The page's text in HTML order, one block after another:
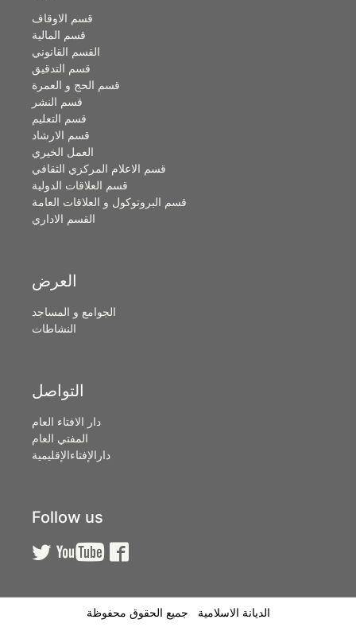
قسم الاوقاف
قسم المالية
القسم القانوني
قسم التدقيق
قسم الحج و العمرة
قسم النشر
قسم التعليم
قسم الارشاد
العمل الخيري
قسم الاعلام المركزي الثقافي
قسم العلاقات الدولية
قسم البروتوكول و العلاقات العامة
القسم الاداري
العرض
الجوامع و المساجد
النشاطات
التواصل
دار الافتاء العام
المفتي العام
دارالإفتاءالإقليمية
Follow us
  
الديانة الاسلامية جميع الحقوق محفوظة